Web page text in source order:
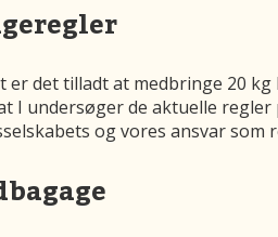
er det tilladt at medbringe 20
I undersøger de aktuelle
og vores ansvar